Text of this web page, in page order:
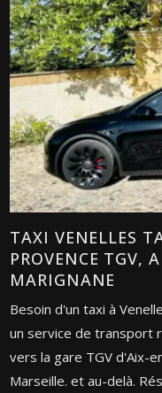
TAXI VENELLES
PROVENCE TGV,
MARIGNANE
Besoin d'un taxi à
un service de transport
vers la gare TGV d'Aix-
Marseille. et au-delà.